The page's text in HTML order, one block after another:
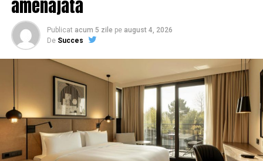
2005 și 2017, ignorând cu desăvârșire propriile
principii legale. Principiul „ne bis in idem” – că nu
poți fi judecat de două ori pentru aceeași faptă – este,
se pare, o noțiune prea „sofisticată” pentru „experții”
în cercetări prealabile. Este o antepronunțare
flagrantă, un verdict emis înainte de orice apărare
reală, transformând cercetarea într-o mascaradă.
Cine mai are nevoie de judecători, când Inspectorul
de Poliție Radu Francisca Alexandra poate declara un
om „vinovat” de la bun început?
amenajată
Publicat acum 5 zile pe august 4, 2026
De Succes